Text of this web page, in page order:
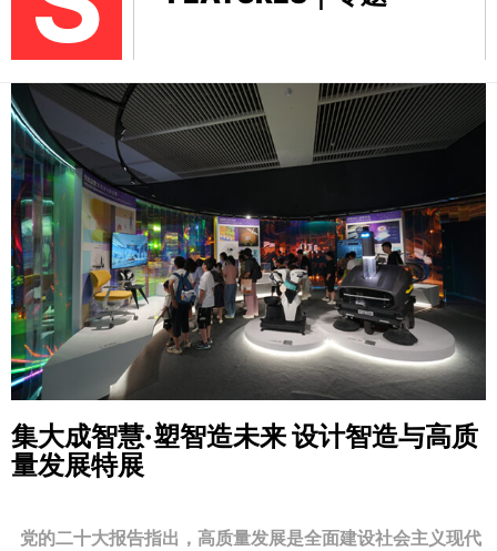
集大成智慧·塑智造未来设计智造与高质
量发展特展
党的二十大报告指出，高质量发展是全面建设社会主义现代